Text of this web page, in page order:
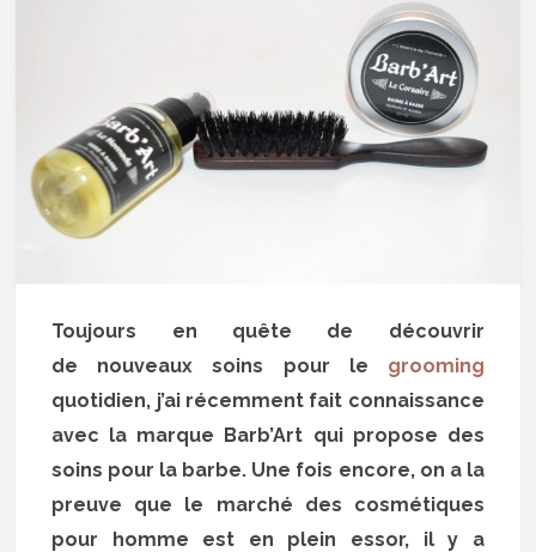
Toujours en quête de découvrir
de nouveaux soins pour le grooming
quotidien, j’ai récemment fait connaissance
avec la marque Barb’Art qui propose des
soins pour la barbe. Une fois encore, on a la
preuve que le marché des cosmétiques
pour homme est en plein essor, il y a